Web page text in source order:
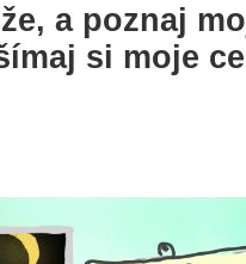
a poznaj
si moje